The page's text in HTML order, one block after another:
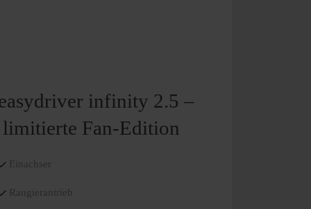
infinity 2.5 –
Fan-Edition
Einachser
Rangierantrieb